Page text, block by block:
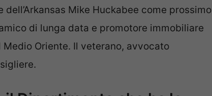
Mike Huckabee come prossimo
di lunga data e promotore immobiliare
Oriente. Il veterano, avvocato